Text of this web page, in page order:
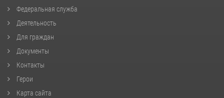
Федеральная служба
Деятельность
Для граждан
Документы
Контакты
Герои
Карта сайта